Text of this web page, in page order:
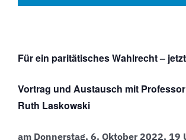
Für ein paritätisches Wahlrecht –
Vortrag und Austausch mit
Ruth Laskowski
am Donnerstag, 6. Oktober 2022, 19